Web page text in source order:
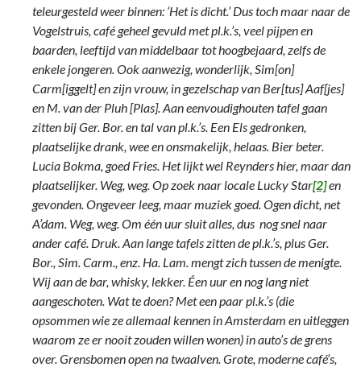
teleurgesteld weer binnen: ‘Het is dicht.’ Dus toch maar naar de
Vogelstruis, café geheel gevuld met pl.k.’s, veel pijpen en
baarden, leeftijd van middelbaar tot hoogbejaard, zelfs de
enkele jongeren. Ook aanwezig, wonderlijk, Sim[on]
Carm[iggelt] en zijn vrouw, in gezelschap van Ber[tus] Aaf[jes]
en M. van der Pluh [Plas]. Aan eenvoudighouten tafel gaan
zitten bij Ger. Bor. en tal van pl.k.’s. Een Els gedronken,
plaatselijke drank, wee en onsmakelijk, helaas. Bier beter.
Lucia Bokma, goed Fries. Het lijkt wel Reynders hier, maar dan
plaatselijker. Weg, weg. Op zoek naar locale Lucky Star[2]en
gevonden. Ongeveer leeg, maar muziek goed. Ogen dicht, net
A’dam. Weg, weg. Om één uur sluit alles, dus nog snel naar
ander café. Druk. Aan lange tafels zitten de pl.k.’s, plus Ger.
Bor., Sim. Carm., enz. Ha. Lam. mengt zich tussen de menigte.
Wij aan de bar, whisky, lekker. Éen uur en nog lang niet
aangeschoten. Wat te doen? Met een paar pl.k.’s (die
opsommen wie ze allemaal kennen in Amsterdam en uitleggen
waarom ze er nooit zouden willen wonen) in auto’s de grens
over. Grensbomen open na twaalven. Grote, moderne café’s,